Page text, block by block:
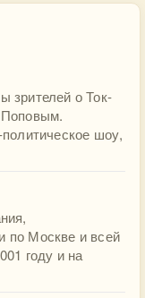
зрителей о Ток-
шоу,
по Москве и всей
году и на